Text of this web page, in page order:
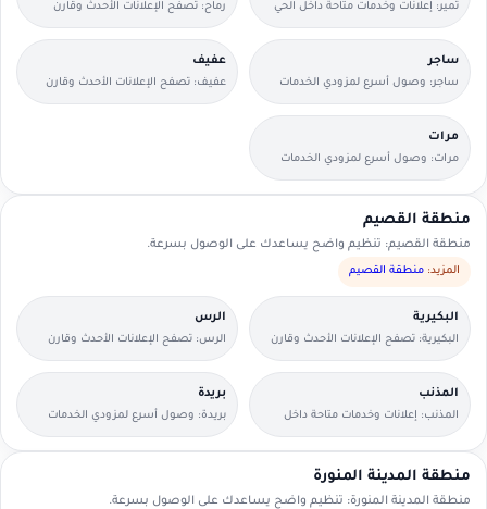
تمير: إعلانات وخدمات متاحة داخل الحي
مع وسائل تواصل مباشرة.
رماح: تصفح الإعلانات الأحدث وقارن
التفاصيل بسرعة.
ساجر
ساجر: وصول أسرع لمزودي الخدمات
القريبين منك.
عفيف
عفيف: تصفح الإعلانات الأحدث وقارن
التفاصيل بسرعة.
مرات
مرات: وصول أسرع لمزودي الخدمات
القريبين منك.
منطقة القصيم
منطقة القصيم: تنظيم واضح يساعدك على الوصول بسرعة.
المزيد: منطقة القصيم
البكيرية
البكيرية: تصفح الإعلانات الأحدث وقارن
التفاصيل بسرعة.
الرس
الرس: تصفح الإعلانات الأحدث وقارن
التفاصيل بسرعة.
المذنب
المذنب: إعلانات وخدمات متاحة داخل
الحي مع وسائل تواصل مباشرة.
بريدة
بريدة: وصول أسرع لمزودي الخدمات
القريبين منك.
منطقة المدينة المنورة
منطقة المدينة المنورة: تنظيم واضح يساعدك على الوصول بسرعة.